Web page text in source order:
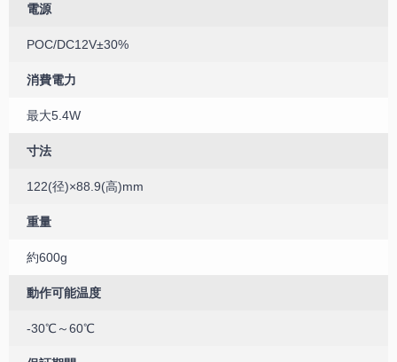
電源
POC/DC12V±30%
消費電力
最大5.4W
寸法
122(径)×88.9(高)mm
重量
約600g
動作可能温度
-30℃～60℃